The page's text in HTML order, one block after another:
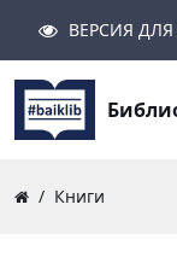
ПоискВЕРСИЯ
Книги